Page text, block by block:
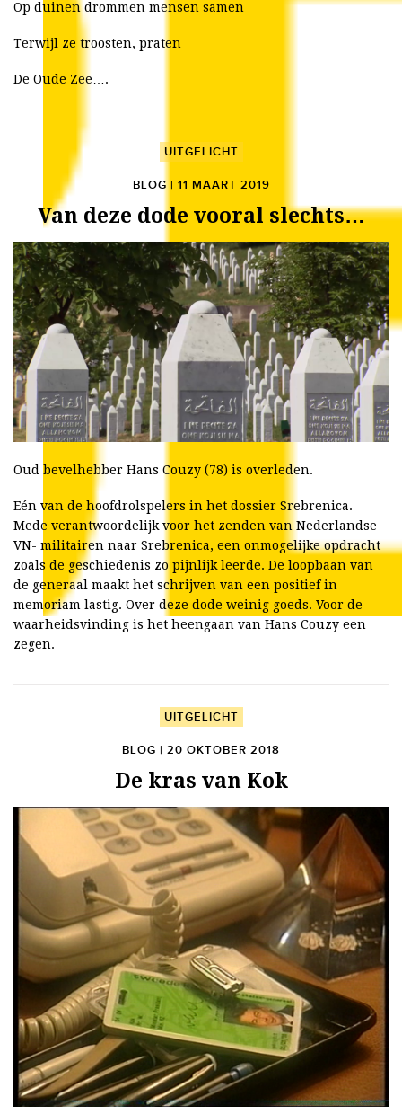
Op duinen drommen mensen samen
Terwijl ze troosten, praten
De Oude Zee….
UITGELICHT
BLOG | 11 MAART 2019
Van deze dode vooral slechts…
Oud bevelhebber Hans Couzy (78) is overleden.
Eén van de hoofdrolspelers in het dossier Srebrenica.
Mede verantwoordelijk voor het zenden van Nederlandse
VN- militairen naar Srebrenica, een onmogelijke opdracht
zoals de geschiedenis zo pijnlijk leerde. De loopbaan van
de generaal maakt het schrijven van een positief in
memoriam lastig. Over deze dode weinig goeds. Voor de
waarheidsvinding is het heengaan van Hans Couzy een
zegen.
UITGELICHT
BLOG | 20 OKTOBER 2018
De kras van Kok